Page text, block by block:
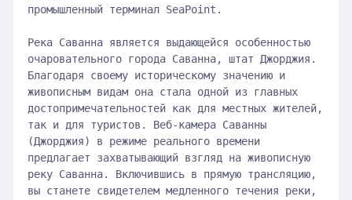
промышленный терминал SeaPoint.
Река Саванна является выдающейся особенностью
очаровательного города Саванна, штат Джорджия.
Благодаря своему историческому значению и
живописным видам она стала одной из главных
достопримечательностей как для местных жителей,
так и для туристов. Веб-камера Саванны
(Джорджия) в режиме реального времени
предлагает захватывающий взгляд на живописную
реку Саванна. Включившись в прямую трансляцию,
вы станете свидетелем медленного течения реки,